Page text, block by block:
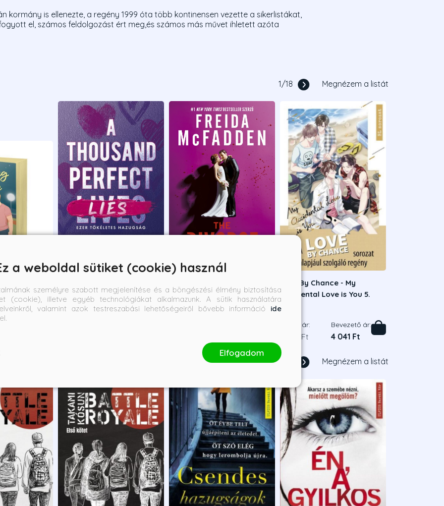
kormány is ellenezte, a regény 1999 óta több kontinensen vezette a sikerlistákat,
el, számos feldolgozást ért meg,és számos más művet ihletett azóta
1/18 Megnézem a listát
Ezer tökéletes hazugság
Monica Murphy
Freida McFadden
Love By Chance - My
Accidental Love is You 5.
Mame
Borító ár:
4 490 Ft
Bevezető ár:
4 041 Ft
Megnézem a listát
a weboldal sütiket (cookie) használ
személyre szabott megjelenítése és a böngészési élmény biztosítása
(cookie), illetve egyéb technológiákat alkalmazunk. A sütik használatára
valamint azok testreszabási lehetőségeiről bővebb információ ide
Elfogadom